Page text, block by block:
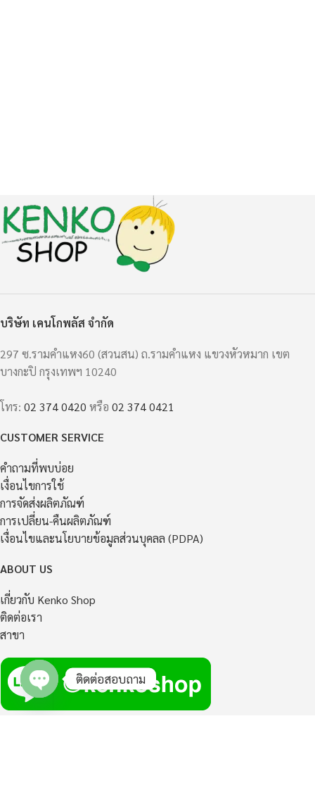
บริษัท เคนโกพลัส จำกัด
297 ซ.รามคำแหง60 (สวนสน) ถ.รามคำแหง แขวงหัวหมาก เขต
บางกะปิ กรุงเทพฯ 10240
โทร: 02 374 0420 หรือ 02 374 0421
CUSTOMER SERVICE
คำถามที่พบบ่อย
เงื่อนไขการใช้
การจัดส่งผลิตภัณฑ์
การเปลี่ยน-คืนผลิตภัณฑ์
เงื่อนไขและนโยบายข้อมูลส่วนบุคลล (PDPA)
ABOUT US
เกี่ยวกับ Kenko Shop
ติดต่อเรา
สาขา
ติดต่อสอบถาม